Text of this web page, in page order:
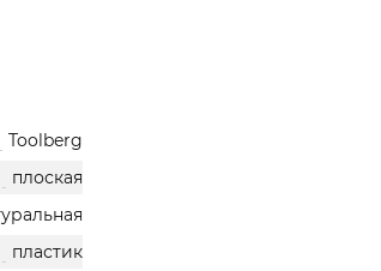
Toolberg
плоская
пластик